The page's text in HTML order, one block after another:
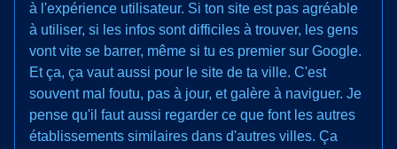
à l'expérience utilisateur. Si ton site est pas agréable
à utiliser, si les infos sont difficiles à trouver, les gens
vont vite se barrer, même si tu es premier sur Google.
Et ça, ça vaut aussi pour le site de ta ville. C'est
souvent mal foutu, pas à jour, et galère à naviguer. Je
pense qu'il faut aussi regarder ce que font les autres
établissements similaires dans d'autres villes. Ça